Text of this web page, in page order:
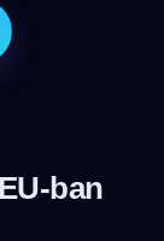
ban